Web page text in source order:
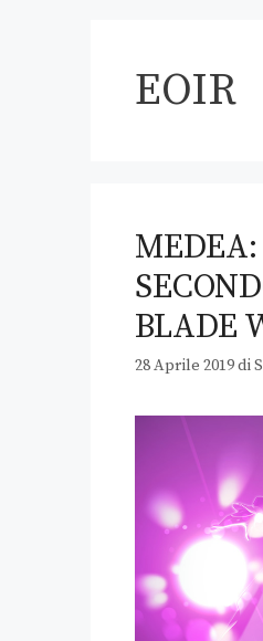
EOIR
BLADE
28 Aprile 2019di